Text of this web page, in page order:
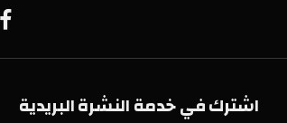
فيسبوك
X
اشترك في خدمة النشرة البريدية